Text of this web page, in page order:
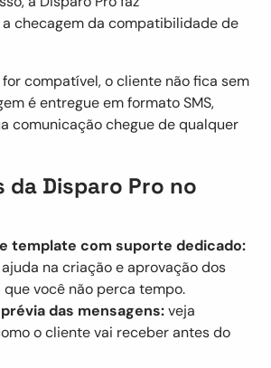
checagem da compatibilidade de
compatível, o cliente não fica sem
é entregue em formato SMS,
comunicação chegue de qualquer
da Disparo Pro no
template com suporte dedicado:
na criação e aprovação dos
você não perca tempo.
das mensagens:veja
o cliente vai receber antes do